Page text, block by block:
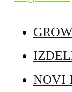
NOVI